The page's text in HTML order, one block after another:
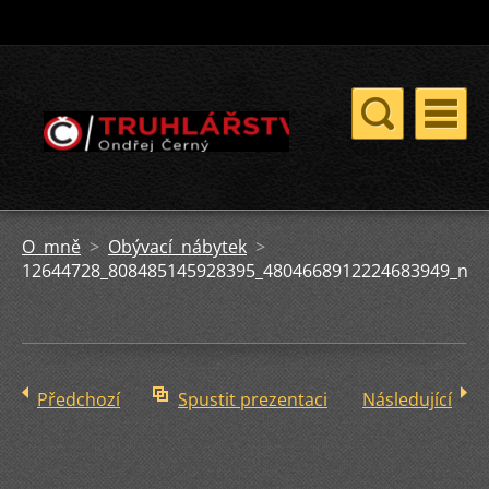
O mně > Obývací nábytek >
Předchozí Spustit prezentaci Následující